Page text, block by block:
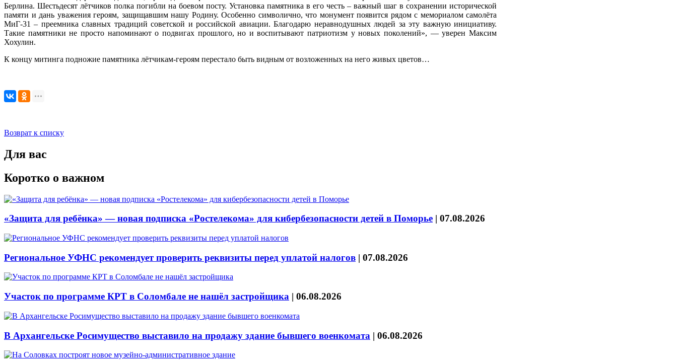
Берлина. Шестьдесят лётчиков полка погибли на боевом посту. Установка памятника в его честь – важный шаг в сохранении исторической
памяти и дань уважения героям, защищавшим нашу Родину. Особенно символично, что монумент появится рядом с мемориалом самолёта
МиГ-31 – преемника славных традиций советской и российской авиации. Благодарю неравнодушных людей за эту важную инициативу.
Такие памятники не просто напоминают о подвигах прошлого, но и воспитывают патриотизм у новых поколений», — уверен Максим
Хохулин.
К концу митинга подножие памятника лётчикам-героям перестало быть видным от возложенных на него живых цветов…
Возврат к списку
Для вас
Коротко о важном
«Защита для ребёнка» — новая подписка «Ростелекома» для кибербезопасности детей в Поморье | 07.08.2026
Региональное УФНС рекомендует проверить реквизиты перед уплатой налогов | 07.08.2026
Участок по программе КРТ в Соломбале не нашёл застройщика | 06.08.2026
В Архангельске Росимущество выставило на продажу здание бывшего военкомата | 06.08.2026